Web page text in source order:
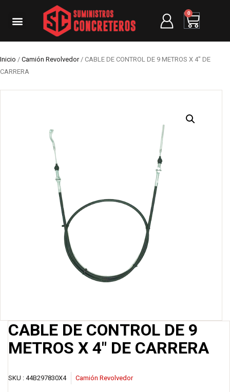
0
Inicio / Camión Revolvedor/ CABLE DE CONTROL DE 9 METROS X 4″ DE
CARRERA
CABLE DE CONTROL DE 9
METROS X 4″ DE CARRERA
SKU : 44B297830X4 Camión Revolvedor